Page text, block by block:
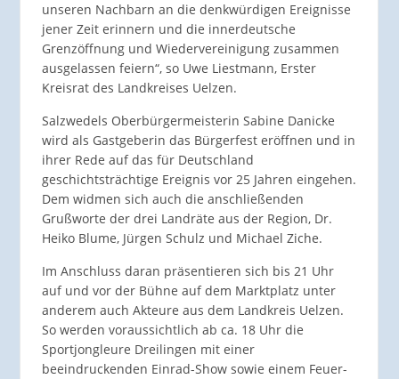
unseren Nachbarn an die denkwürdigen Ereignisse
jener Zeit erinnern und die innerdeutsche
Grenzöffnung und Wiedervereinigung zusammen
ausgelassen feiern“, so Uwe Liestmann, Erster
Kreisrat des Landkreises Uelzen.
Salzwedels Oberbürgermeisterin Sabine Danicke
wird als Gastgeberin das Bürgerfest eröffnen und in
ihrer Rede auf das für Deutschland
geschichtsträchtige Ereignis vor 25 Jahren eingehen.
Dem widmen sich auch die anschließenden
Grußworte der drei Landräte aus der Region, Dr.
Heiko Blume, Jürgen Schulz und Michael Ziche.
Im Anschluss daran präsentieren sich bis 21 Uhr
auf und vor der Bühne auf dem Marktplatz unter
anderem auch Akteure aus dem Landkreis Uelzen.
So werden voraussichtlich ab ca. 18 Uhr die
Sportjongleure Dreilingen mit einer
beeindruckenden Einrad-Show sowie einem Feuer-